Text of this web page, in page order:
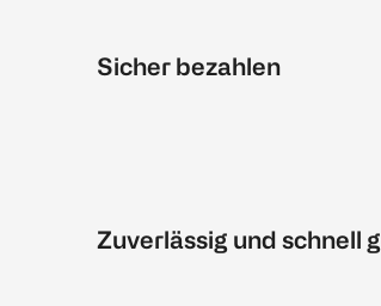
Sicher bezahlen
Zuverlässig und schnell